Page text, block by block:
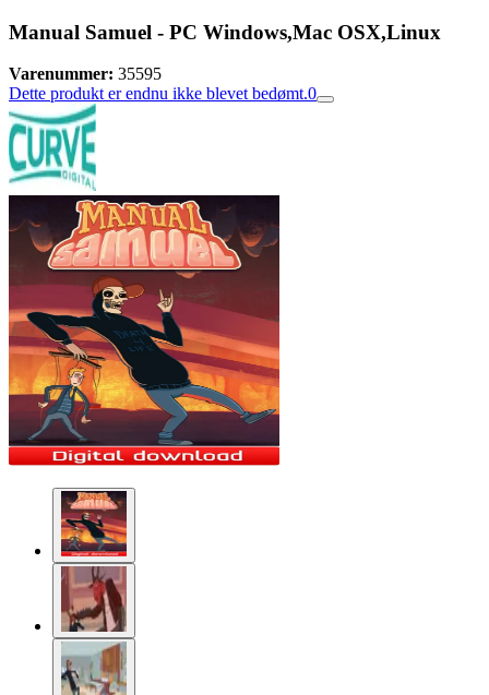
Manual Samuel - PC Windows,Mac OSX,Linux
Varenummer: 35595
Dette produkt er endnu ikke blevet bedømt.0